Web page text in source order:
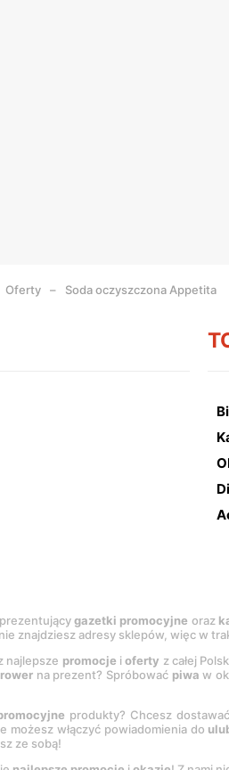
Oferty Soda oczyszczona Appetita
gazetki promocyjne oraz
znajdziesz adresy sklepów, więc w
najlepsze promocje ioferty z całej
rower na prezent? Spróbować piwa w
produkty? Chcesz
możesz włączyć powiadomienia do
ze sobą!